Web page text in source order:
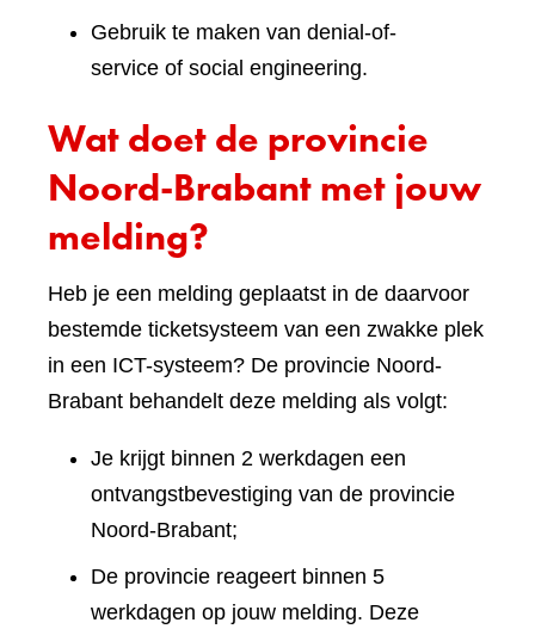
Gebruik te maken van denial-of-
service of social engineering.
Wat doet de provincie
Noord-Brabant met jouw
melding?
Heb je een melding geplaatst in de daarvoor
bestemde ticketsysteem van een zwakke plek
in een ICT-systeem? De provincie Noord-
Brabant behandelt deze melding als volgt:
Je krijgt binnen 2 werkdagen een
ontvangstbevestiging van de provincie
Noord-Brabant;
De provincie reageert binnen 5
werkdagen op jouw melding. Deze